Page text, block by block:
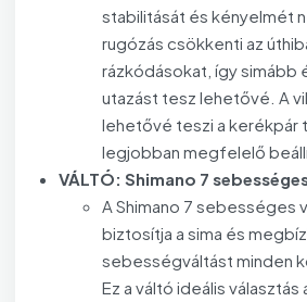
stabilitását és kényelmét
rugózás csökkenti az
rázkódásokat, így
utazást tesz lehetővé. A
lehetővé teszi a kerékpár
legjobban megfelelő
VÁLTÓ: Shimano 7
A Shimano 7 sebességes
biztosítja a sima és
sebességváltást minden
Ez a váltó ideális választás